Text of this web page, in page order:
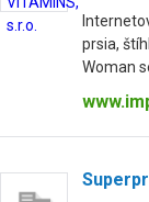
prsia,
Woman